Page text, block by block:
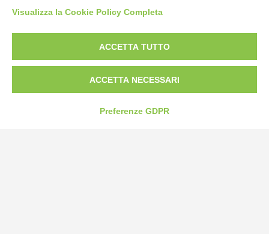
Bogliano Srl
Strada Statale 231 Alba-Bra
Borgo San Martino 44, 12060 Pocapaglia CN
Tel:0172-478161
Fax: 0172-487399
Visualizza la Cookie Policy Completa
ACCETTA TUTTO
ACCETTA NECESSARI
Preferenze GDPR